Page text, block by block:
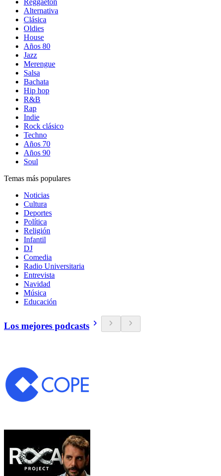
Reggaetón
Alternativa
Clásica
Oldies
House
Años 80
Jazz
Merengue
Salsa
Bachata
Hip hop
R&B
Rap
Indie
Rock clásico
Techno
Años 70
Años 90
Soul
Temas más populares
Noticias
Cultura
Deportes
Política
Religión
Infantil
DJ
Comedia
Radio Universitaria
Entrevista
Navidad
Música
Educación
Los mejores podcasts